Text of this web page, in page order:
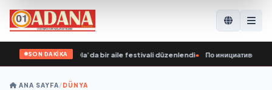
SON DAKİKA
Yoshkar-Ola’da bir aile festivali düzenlendi• По инициативе
ANA SAYFA/DÜNYA